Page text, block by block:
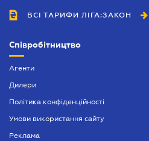
ВСІ ТАРИФИ ЛІГА:ЗАКОН
Співробітництво
Агенти
Дилери
Політика конфіденційності
Умови використання сайту
Реклама